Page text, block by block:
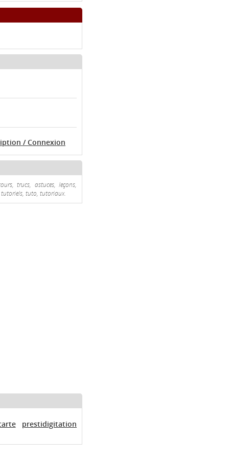
/ Connexion
trucs, astuces, leçons,
tutoriels, tuto, tutoriaux.
prestidigitation